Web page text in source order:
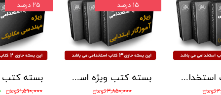
۴,۲۰۰,۰۰۰
۲۵ درصد
بسته کتاب دبیر فیزیک آزمون استخدامی آموزش و پرورش 1405
۴,۱۰۰,۰۰۰ تومان
بسته کتب استخدامی دبیری تربیت بدنی آزمون آموزش و پرورش 1405